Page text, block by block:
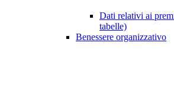
Dati relativi ai
tabelle)
Benessere organizzativo